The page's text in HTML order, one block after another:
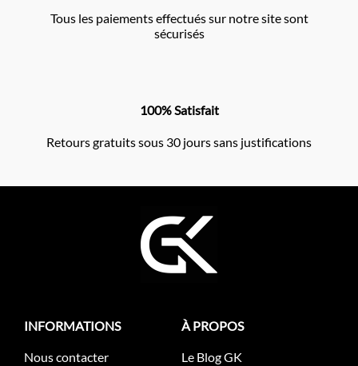
Tous les paiements effectués sur notre site sont
sécurisés
100% Satisfait
Retours gratuits sous 30 jours sans justifications
INFORMATIONS
Nous contacter
À PROPOS
Le Blog GK